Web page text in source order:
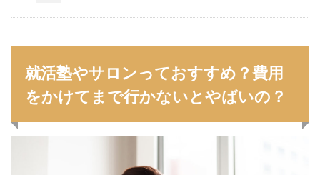
就活塾やサロンっておすすめ？費用
をかけてまで行かないとやばいの？
株式会社パフ
体育会 企業一覧
11月
いくつ
いい就職ドットコム
アスリートエージェント
インタツアー
あさがくナビ
あきらめ
アカリク就職エージェント
unistyle